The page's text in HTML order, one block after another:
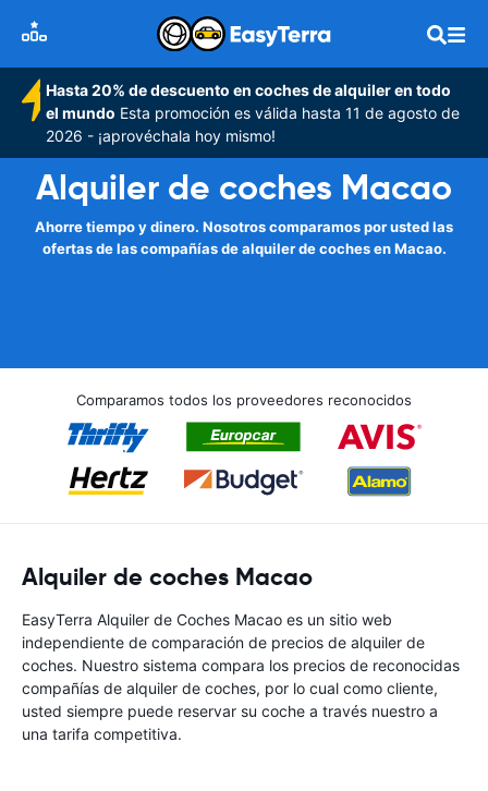
Hasta 20% de descuento en coches de alquiler en todo
el mundo Esta promoción es válida hasta 11 de agosto de
2026 - ¡aprovéchala hoy mismo!
Alquiler de coches Macao
Ahorre tiempo y dinero. Nosotros comparamos por usted las
ofertas de las compañías de alquiler de coches en Macao.
Comparamos todos los proveedores reconocidos
Alquiler de coches Macao
EasyTerra Alquiler de Coches Macao es un sitio web
independiente de comparación de precios de alquiler de
coches. Nuestro sistema compara los precios de reconocidas
compañías de alquiler de coches, por lo cual como cliente,
usted siempre puede reservar su coche a través nuestro a
una tarifa competitiva.